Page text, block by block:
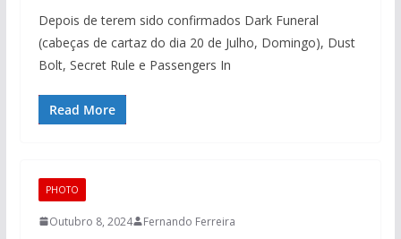
Depois de terem sido confirmados Dark Funeral
(cabeças de cartaz do dia 20 de Julho, Domingo), Dust
Bolt, Secret Rule e Passengers In
Read More
PHOTO
Outubro 8, 2024 Fernando Ferreira